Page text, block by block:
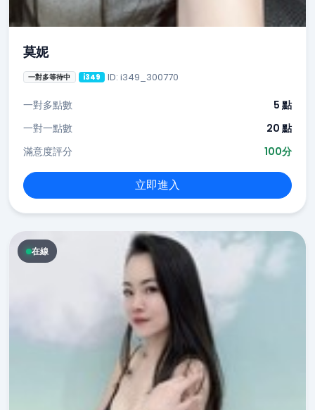
莫妮
一對多等待中 i349 ID: i349_300770
一對多點數
5 點
一對一點數
20 點
滿意度評分
100分
立即進入
在線